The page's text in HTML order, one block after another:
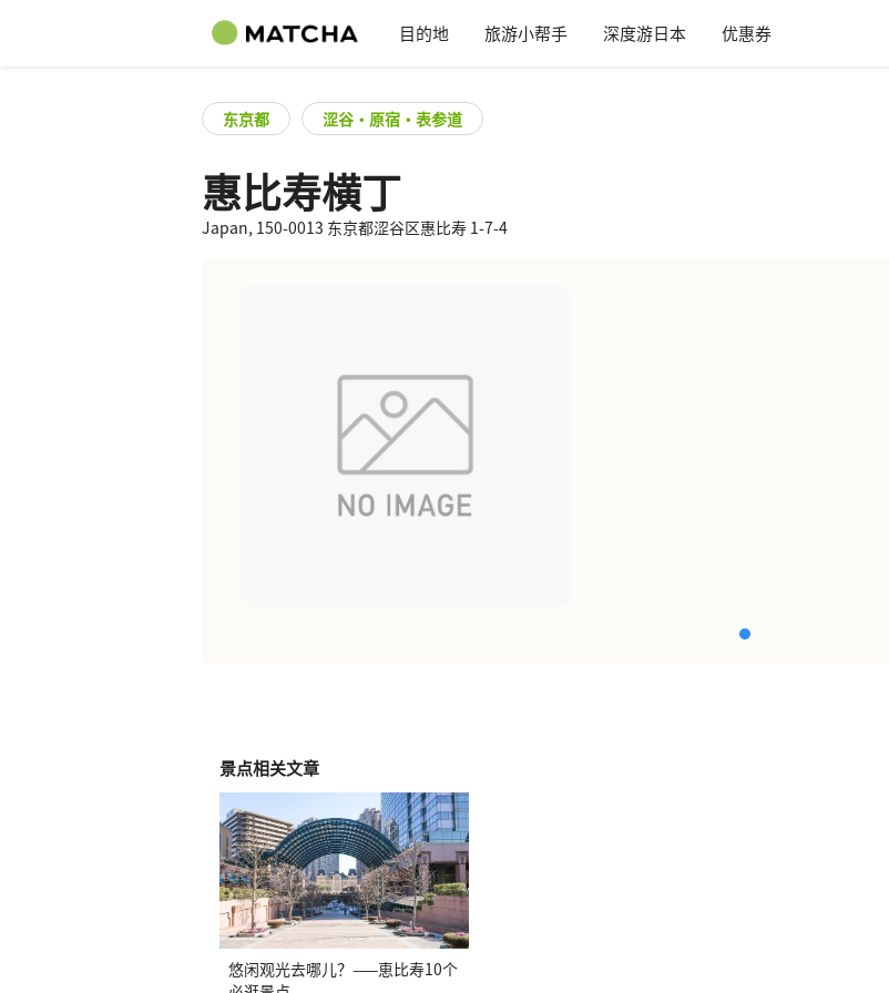
目的地 旅游小帮手 深度游日本 优惠券
东京都 涩谷・原宿・表参道
惠比寿横丁
Japan, 150-0013 东京都涩谷区惠比寿 1-7-4
景点相关文章
悠闲观光去哪儿？——恵比寿10个